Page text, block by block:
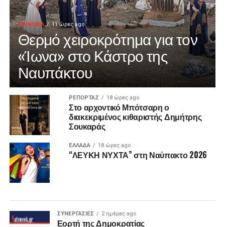
ΚΟΙΝΩΝΙΑ 11 ώρες ago
Θερμό χειροκρότημα για τον
«Ίωνα» στο Κάστρο της
Ναυπάκτου
ΡΕΠΟΡΤΑΖ 18 ώρες ago
Στο αρχοντικό Μπότσαρη ο
διακεκριμένος κιθαριστής Δημήτρης
Σουκαράς
ΕΛΛΑΔΑ 18 ώρες ago
“ΛΕΥΚΗ ΝΥΧΤΑ” στη Ναύπακτο 2026
ΣΥΝΕΡΓΑΣΙΕΣ 2 ημέρες ago
Εορτή της Δημοκρατίας